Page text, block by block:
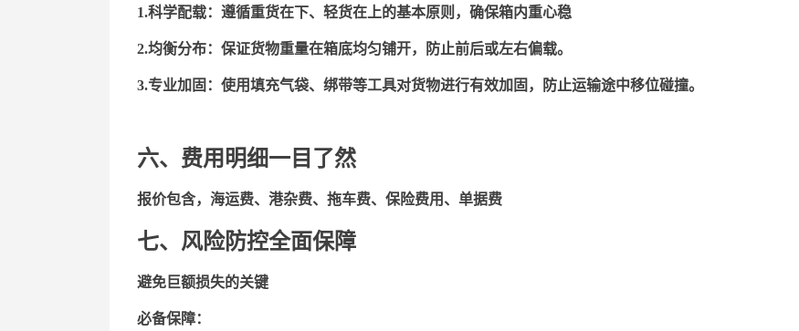
1.科学配载：遵循重货在下、轻货在上的基本原则，确保箱内重心稳
2.均衡分布：保证货物重量在箱底均匀铺开，防止前后或左右偏载。
3.专业加固 ：使用填充气袋、绑带等工具对货物进行有效加固，防止运输途中移位碰撞。
六、 费用明细一目了然
报价包含，海运费、港杂费、拖车费、保险费用、单据费
七、风险防控全面保障
避免巨额损失的关键
必备保障：